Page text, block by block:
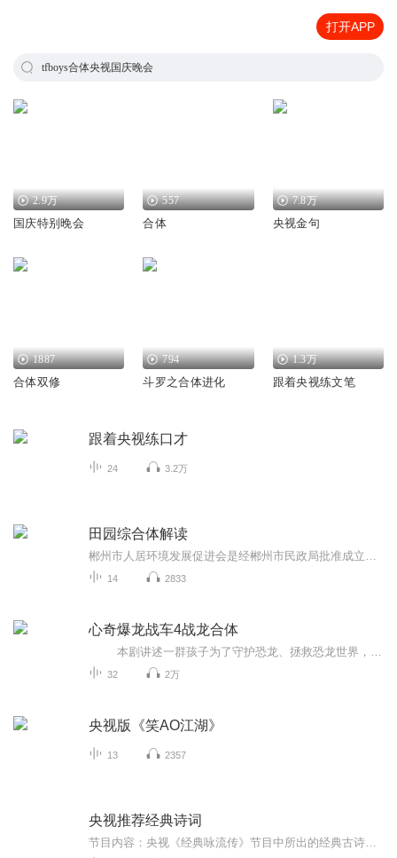
打开APP
tfboys合体央视国庆晚会
2.9万
国庆特别晚会
557
合体
7.8万
央视金句
1887
合体双修
794
斗罗之合体进化
1.3万
跟着央视练文笔
跟着央视练口才
24 3.2万
田园综合体解读
14 2833
心奇爆龙战车4战龙合体
32 2万
央视版《笑AO江湖》
13 2357
央视推荐经典诗词